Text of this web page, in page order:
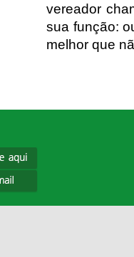
vereador
sua função:
melhor que